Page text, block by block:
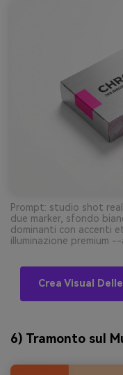
Prompt: studio shot
due marker, sfondo
dominanti con accenti
illuminazione premium --
Crea Visual
6) Tramonto sul